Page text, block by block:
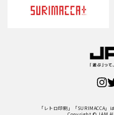
「レトロ印刷」「SURIMACCA」